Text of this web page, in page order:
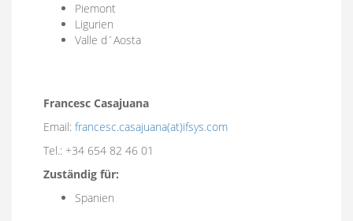
Piemont
Ligurien
Valle d´Aosta
Francesc Casajuana
Email: francesc.casajuana(at)ifsys.com
Tel.: +34 654 82 46 01
Zuständig für:
Spanien